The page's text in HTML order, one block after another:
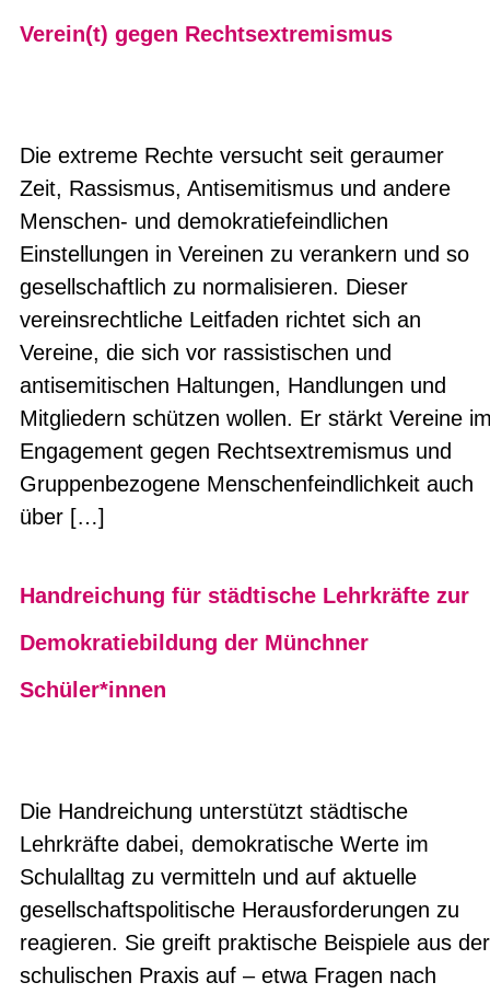
Verein(t) gegen Rechtsextremismus
Die extreme Rechte versucht seit geraumer
Zeit, Rassismus, Antisemitismus und andere
Menschen- und demokratiefeindlichen
Einstellungen in Vereinen zu verankern und so
gesellschaftlich zu normalisieren. Dieser
vereinsrechtliche Leitfaden richtet sich an
Vereine, die sich vor rassistischen und
antisemitischen Haltungen, Handlungen und
Mitgliedern schützen wollen. Er stärkt Vereine
Engagement gegen Rechtsextremismus und
Gruppenbezogene Menschenfeindlichkeit auch
über […]
Handreichung für städtische Lehrkräfte zur
Demokratiebildung der Münchner
Schüler*innen
Die Handreichung unterstützt städtische
Lehrkräfte dabei, demokratische Werte im
Schulalltag zu vermitteln und auf aktuelle
gesellschaftspolitische Herausforderungen zu
reagieren. Sie greift praktische Beispiele aus der
schulischen Praxis auf – etwa Fragen nach